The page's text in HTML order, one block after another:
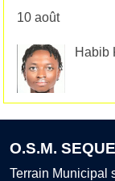
10 août
Habib
O.S.M.
Terrain Municipal